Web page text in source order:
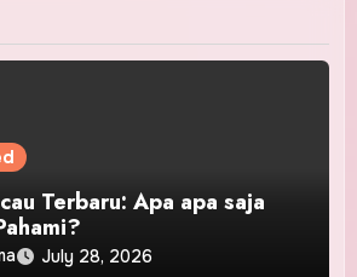
Terbaru: Apa apa saja
July 28, 2026